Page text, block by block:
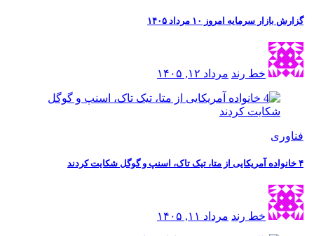
گزارش بازار سرمایه امروز ۱۰ مرداد ۱۴۰۵
خط رند مرداد ۱۲, ۱۴۰۵
فناوری
۴ خانواده آمریکایی از متا، تیک تاک، اسنپ و گوگل شکایت کردند
خط رند مرداد ۱۱, ۱۴۰۵